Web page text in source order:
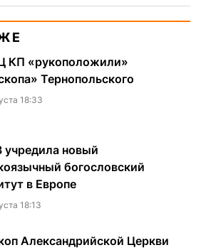
КП «рукоположили»
Тернопольского
18:33
учредила новый
богословский
в Европе
18:13
Александрийской Церкви